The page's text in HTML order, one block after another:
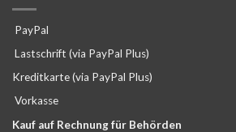
PayPal
Lastschrift (via PayPal Plus)
Kreditkarte (via PayPal Plus)
Vorkasse
Kauf auf Rechnung für Behörden